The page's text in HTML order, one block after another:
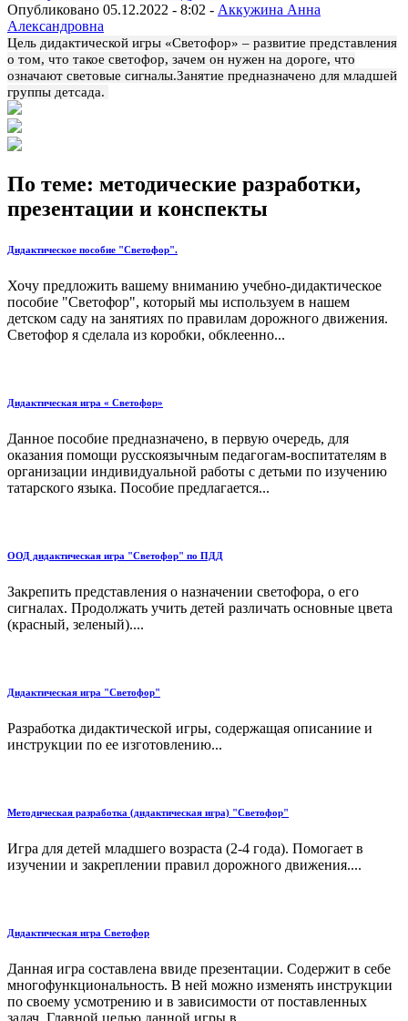
Опубликовано 05.12.2022 - 8:02 - Аккужина Анна
Александровна
Цель дидактической игры «Светофор» – развитие представления
о том, что такое светофор, зачем он нужен на дороге, что
означают световые сигналы.Занятие предназначено для младшей
группы детсада.
По теме: методические разработки,
презентации и конспекты
Дидактическое пособие "Светофор".
Хочу предложить вашему вниманию учебно-дидактическое
пособие "Светофор", который мы используем в нашем
детском саду на занятиях по правилам дорожного движения.
Светофор я сделала из коробки, обклеенно...
Дидактическая игра « Светофор»
Данное пособие предназначено, в первую очередь, для
оказания помощи русскоязычным педагогам-воспитателям в
организации индивидуальной работы с детьми по изучению
татарского языка. Пособие предлагается...
ООД дидактическая игра "Светофор" по ПДД
Закрепить представления о назначении светофора, о его
сигналах. Продолжать учить детей различать основные цвета
(красный, зеленый)....
Дидактическая игра "Светофор"
Разработка дидактической игры, содержащая описаниие и
инструкции по ее изготовлению...
Методическая разработка (дидактическая игра) "Светофор"
Игра для детей младшего возраста (2-4 года). Помогает в
изучении и закреплении правил дорожного движения....
Дидактическая игра Светофор
Данная игра составлена ввиде презентации. Содержит в себе
многофункциональность. В ней можно изменять инструкции
по своему усмотрению и в зависимости от поставленных
задач. Главной целью данной игры в...